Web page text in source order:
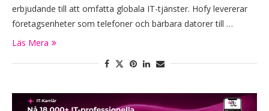
erbjudande till att omfatta globala IT-tjänster. Hofy levererar
företagsenheter som telefoner och bärbara datorer till …
Läs Mera